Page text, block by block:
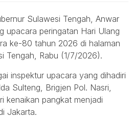
Sulawesi Tengah, Anwar
upacara peringatan Hari Ulang
ke-80 tahun 2026 di halaman
Tengah, Rabu (1/7/2026).
inspektur upacara yang dihadiri
Sulteng, Brigjen Pol. Nasri,
kenaikan pangkat menjadi
Jakarta.